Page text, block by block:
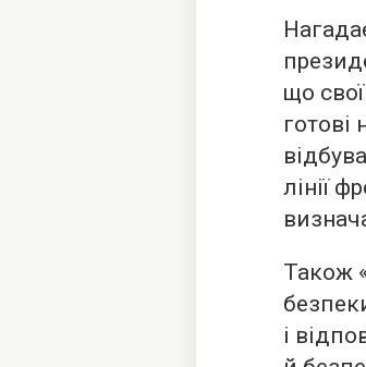
що
готові
лінії
Також
і